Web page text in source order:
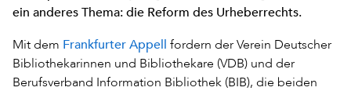
ein anderes Thema: die Reform des Urheberrechts.
Mit dem Frankfurter Appell fordern der Verein Deutscher
Bibliothekarinnen und Bibliothekare (VDB) und der
Berufsverband Information Bibliothek (BIB), die beiden